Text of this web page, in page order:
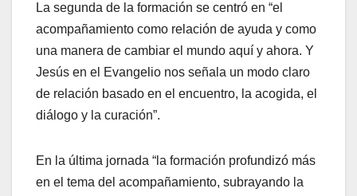
La segunda de la formación se centró en “el
acompañamiento como relación de ayuda y como
una manera de cambiar el mundo aquí y ahora. Y
Jesús en el Evangelio nos señala un modo claro
de relación basado en el encuentro, la acogida, el
diálogo y la curación”.
En la última jornada “la formación profundizó más
en el tema del acompañamiento, subrayando la